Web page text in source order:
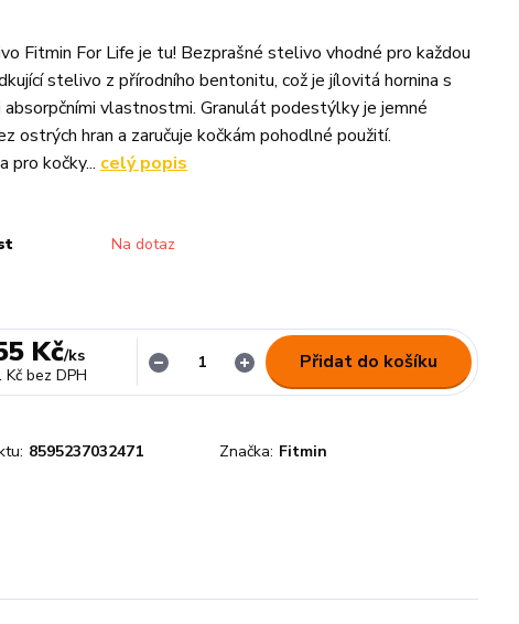
Fitmin For Life je tu! Bezprašné stelivo vhodné pro každou
stelivo z přírodního bentonitu, což je jílovitá hornina s
absorpčními vlastnostmi. Granulát podestýlky je jemné
ostrých hran a zaručuje kočkám pohodlné použití.
pro kočky... celý popis
Na dotaz
Kč/ks
Kč bez DPH
Přidat do košíku
8595237032471 Značka: Fitmin